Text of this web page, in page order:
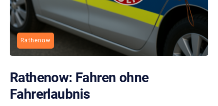
Rathenow
Rathenow: Fahren ohne
Fahrerlaubnis